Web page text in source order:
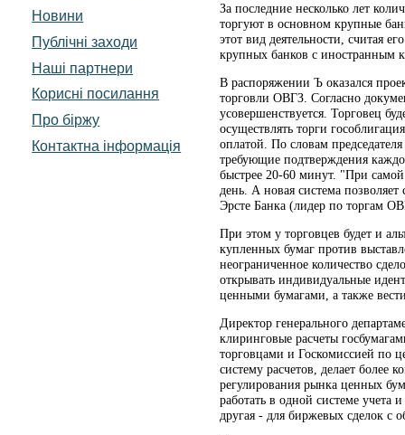
Новини
Публічні заходи
Наші партнери
Корисні посилання
Про біржу
Контактна інформація
За последние несколько лет
торгуют в основном крупные
этот вид деятельности, считая
крупных банков с иностранным
В распоряжении Ъ оказался
торговли ОВГЗ. Согласно
усовершенствуется. Торговец
осуществлять торги
оплатой. По словам
требующие подтверждения
быстрее 20-60 минут. "При
день. А новая система
Эрсте Банка (лидер по торгам
При этом у торговцев будет и
купленных бумаг против
неограниченное количество
открывать индивидуальные
ценными бумагами, а также
Директор генерального
клиринговые расчеты
торговцами и Госкомиссией по
систему расчетов, делает более
регулирования рынка ценных
работать в одной системе учета
другая - для биржевых сделок с